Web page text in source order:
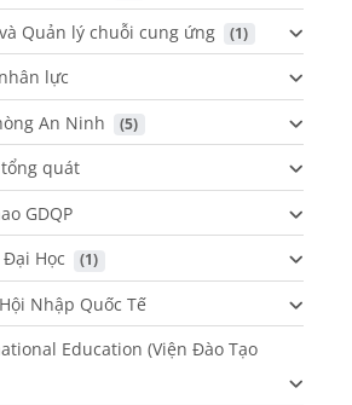
Quản lý chuỗi cung ứng (1)
lực
An Ninh
(5)
quát
GDQP
Học
(1)
Nhập Quốc Tế
Education (Viện Đào Tạo